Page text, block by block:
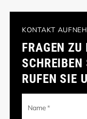
KONTAKT
FRAGEN ZU
SCHREIBEN
RUFEN SIE
Name*